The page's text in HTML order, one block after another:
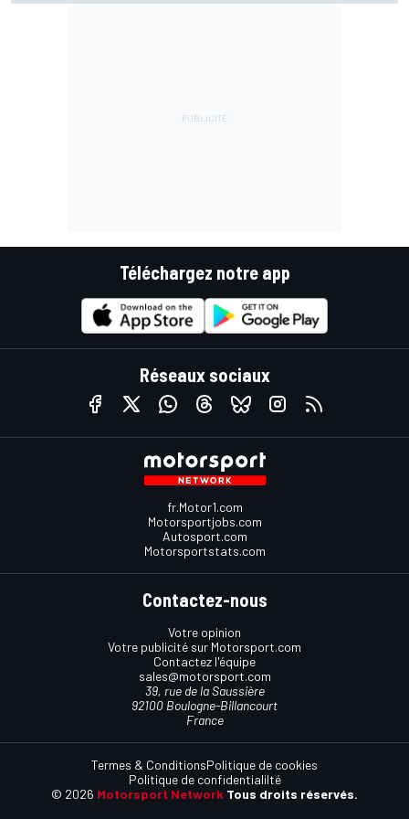
Téléchargez notre app
Réseaux sociaux
fr.Motor1.com
Motorsportjobs.com
Autosport.com
Motorsportstats.com
Contactez-nous
Votre opinion
Votre publicité sur Motorsport.com
Contactez l'équipe
sales@motorsport.com
39, rue de la Saussière
92100 Boulogne-Billancourt
France
© 2026 Motorsport Network Tous droits réservés.
Termes & ConditionsPolitique de cookies
Politique de confidentialilté